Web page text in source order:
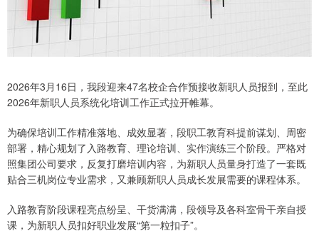
2026年3月16日，我段迎来47名校企合作预接收新职人员报到，至此
2026年新职人员系统化培训工作正式拉开帷幕。
为确保培训工作精准落地、成效显著，段职工教育科提前谋划、周密
部署，精心规划了入路教育、理论培训、实作演练三个阶段。严格对
照集团公司要求，反复打磨培训内容，为新职人员量身打造了一套既
贴合三机岗位专业需求，又兼顾新职人员成长发展需要的课程体系。
入路教育阶段课程亮点纷呈、干货满满，段领导及各科室骨干亲自授
课，为新职人员扣好职业发展“第一粒扣子”。